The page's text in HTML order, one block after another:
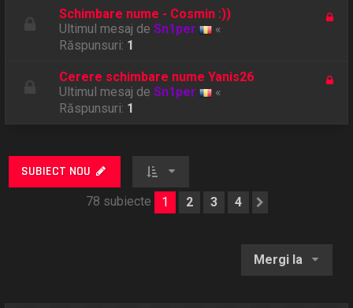
Schimbare nume - Cosmin :))
Ultimul mesaj deSn1per
«
Răspunsuri: 1
Cerere schimbare nume Yanis26
Ultimul mesaj deSn1per
«
Răspunsuri: 1
SUBIECT NOU
78 subiecte 1 2 3 4
Mergi la